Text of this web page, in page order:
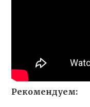
Рекомендуем: